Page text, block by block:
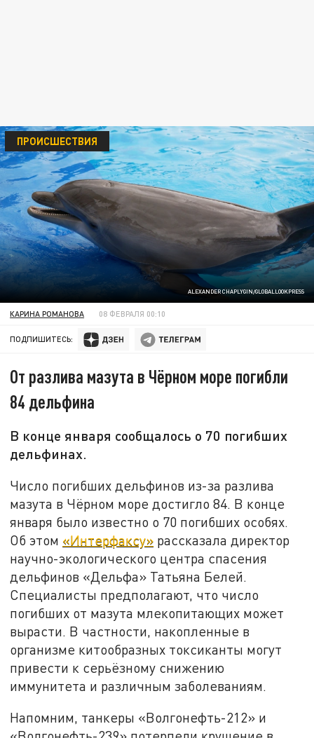
ALEXANDER CHAPLYGIN/GLOBALLOOKPRESS
ПРОИСШЕСТВИЯ
КАРИНА РОМАНОВА 08 ФЕВРАЛЯ 00:10
ПОДПИШИТЕСЬ:
От разлива мазута в Чёрном море погибли
84 дельфина
В конце января сообщалось о 70 погибших
дельфинах.
Число погибших дельфинов из-за разлива
мазута в Чёрном море достигло 84. В конце
января было известно о 70 погибших особях.
Об этом «Интерфаксу» рассказала директор
научно-экологического центра спасения
дельфинов «Дельфа» Татьяна Белей.
Специалисты предполагают, что число
погибших от мазута млекопитающих может
вырасти. В частности, накопленные в
организме китообразных токсиканты могут
привести к серьёзному снижению
иммунитета и различным заболеваниям.
Напомним, танкеры «Волгонефть-212» и